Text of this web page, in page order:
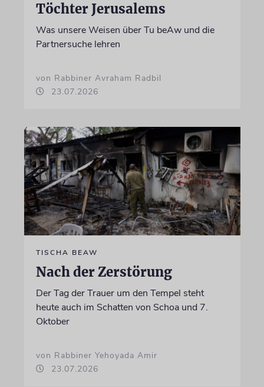
Töchter Jerusalems
Was unsere Weisen über Tu beAw und die
Partnersuche lehren
von Rabbiner Avraham Radbil
23.07.2026
TISCHA BEAW
Nach der Zerstörung
Der Tag der Trauer um den Tempel steht
heute auch im Schatten von Schoa und 7.
Oktober
von Rabbiner Yehoyada Amir
23.07.2026